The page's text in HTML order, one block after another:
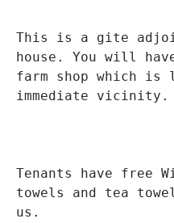
This is a gite
house. You will
farm shop which is
immediate vicinity.
Tenants have free
towels and tea
us.